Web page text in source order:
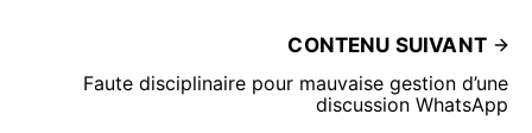
CONTENU SUIVANT
Faute disciplinaire pour mauvaise gestion d’une
discussion WhatsApp